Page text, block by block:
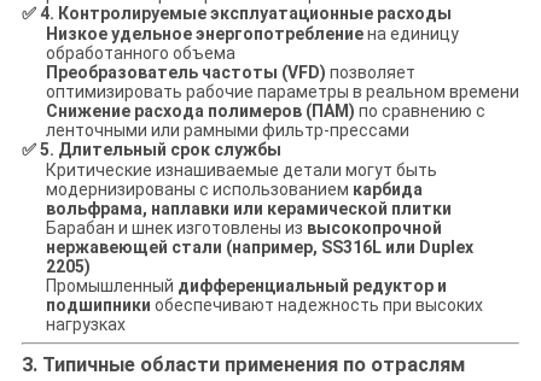
✅ 4. Контролируемые эксплуатационные расходы
Низкое удельное энергопотреблениена единицу
обработанного объема
Преобразователь частоты (VFD) позволяет
оптимизировать рабочие параметры в реальном времени
Снижение расхода полимеров (ПАМ) по сравнению с
ленточными или рамными фильтр-прессами
✅5. Длительный срок службы
Критические изнашиваемые детали могут быть
модернизированы с использованием карбида
вольфрама, наплавки или керамической плитки
Барабан и шнек изготовлены из высокопрочной
нержавеющей стали (например, SS316L или Duplex
2205)
Промышленный дифференциальный редуктор и
подшипники обеспечивают надежность при высоких
нагрузках
3. Типичные области применения по отраслям